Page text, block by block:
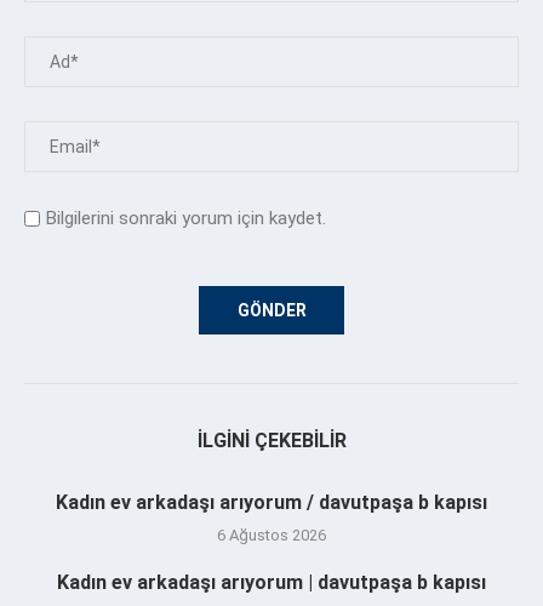
Bilgilerini sonraki yorum için kaydet.
İLGINI ÇEKEBILIR
Kadın ev arkadaşı arıyorum / davutpaşa b kapısı
6 Ağustos 2026
Kadın ev arkadaşı arıyorum | davutpaşa b kapısı